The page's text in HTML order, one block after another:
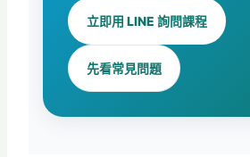
立即用 LINE 詢問課程
先看常見問題